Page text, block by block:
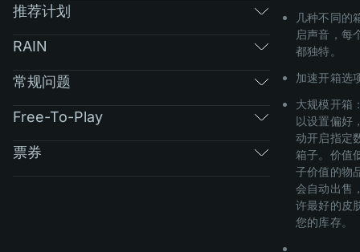
推荐计划
RAIN
常规问题
Free-To-Play
票券
几种不同的
启声音，每
都独特。
加速开箱选
大规模开箱
以设置偏好
动开启指定
箱子。价值
子价值的物
会自动出售
许最好的皮
您的库存。